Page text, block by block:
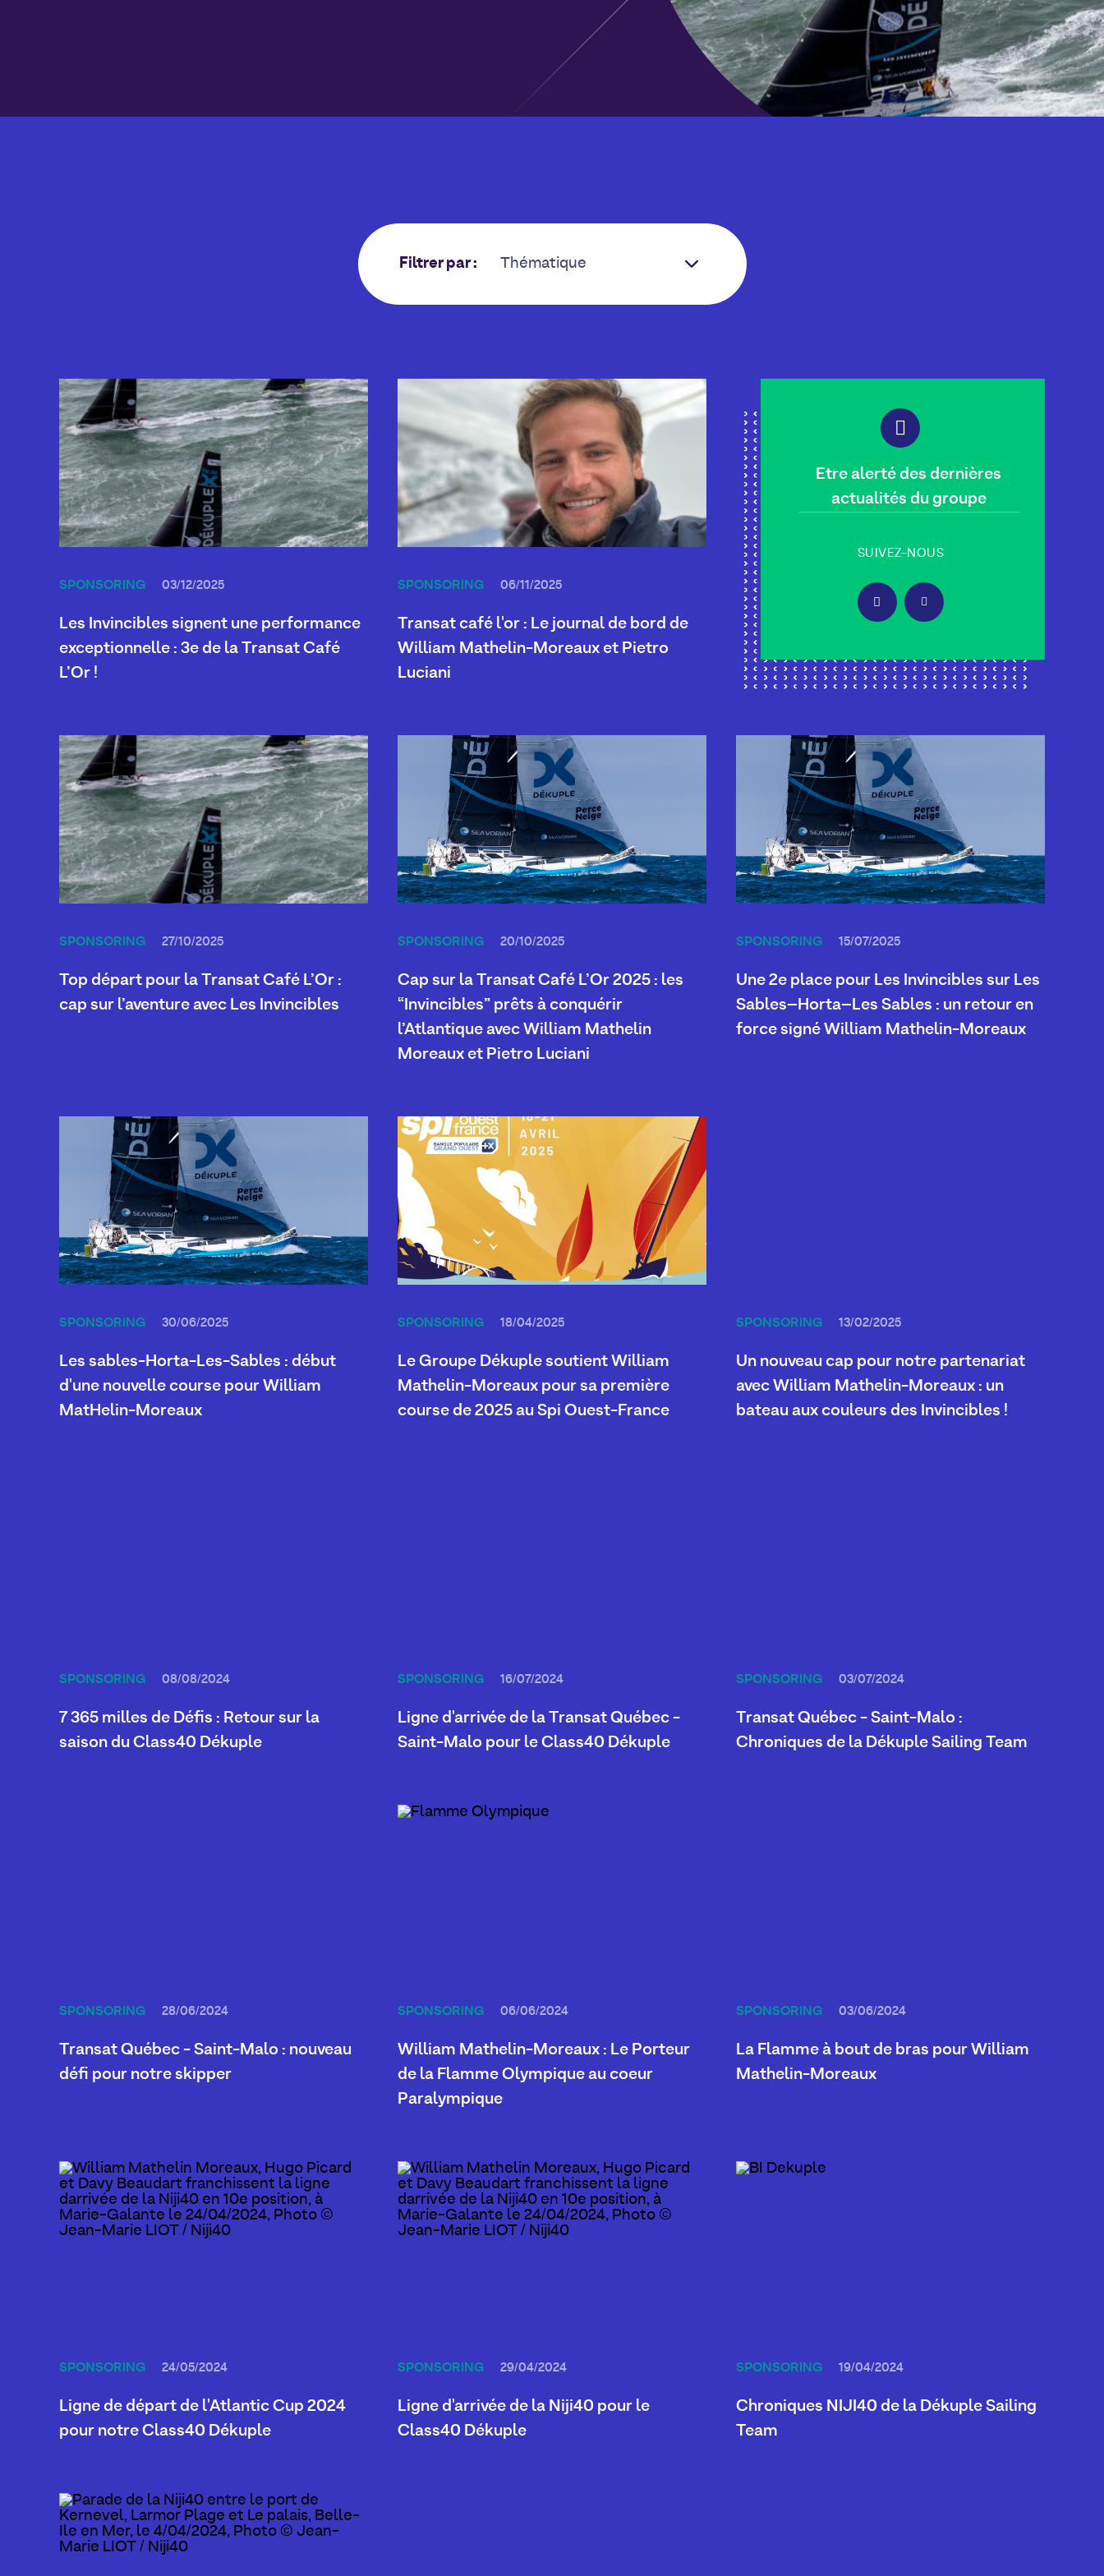
Filtrer par :
SPONSORING 03/12/2025
Les Invincibles signent une performance
exceptionnelle : 3e de la Transat Café
L’Or !
SPONSORING 06/11/2025
Transat café l'or : Le journal de bord de
William Mathelin-Moreaux et Pietro
Luciani
Etre alerté des dernières
actualités du groupe
SUIVEZ-NOUS
SPONSORING 27/10/2025
Top départ pour la Transat Café L’Or :
cap sur l’aventure avec Les Invincibles
SPONSORING 20/10/2025
Cap sur la Transat Café L’Or 2025 : les
“Invincibles” prêts à conquérir
l’Atlantique avec William Mathelin
Moreaux et Pietro Luciani
SPONSORING 15/07/2025
Une 2e place pour Les Invincibles sur Les
Sables–Horta–Les Sables : un retour en
force signé William Mathelin-Moreaux
SPONSORING 30/06/2025
Les sables-Horta-Les-Sables : début
d'une nouvelle course pour William
MatHelin-Moreaux
SPONSORING 18/04/2025
Le Groupe Dékuple soutient William
Mathelin-Moreaux pour sa première
course de 2025 au Spi Ouest-France
SPONSORING 13/02/2025
Un nouveau cap pour notre partenariat
avec William Mathelin-Moreaux : un
bateau aux couleurs des Invincibles !
SPONSORING 08/08/2024
7 365 milles de Défis : Retour sur la
saison du Class40 Dékuple
SPONSORING 16/07/2024
Ligne d'arrivée de la Transat Québec -
Saint-Malo pour le Class40 Dékuple
SPONSORING 03/07/2024
Transat Québec - Saint-Malo :
Chroniques de la Dékuple Sailing Team
SPONSORING 28/06/2024
Transat Québec - Saint-Malo : nouveau
défi pour notre skipper
SPONSORING 06/06/2024
William Mathelin-Moreaux : Le Porteur
de la Flamme Olympique au coeur
Paralympique
SPONSORING 03/06/2024
La Flamme à bout de bras pour William
Mathelin-Moreaux
SPONSORING 24/05/2024
Ligne de départ de l'Atlantic Cup 2024
pour notre Class40 Dékuple
SPONSORING 29/04/2024
Ligne d'arrivée de la Niji40 pour le
Class40 Dékuple
SPONSORING 19/04/2024
Chroniques NIJI40 de la Dékuple Sailing
Team